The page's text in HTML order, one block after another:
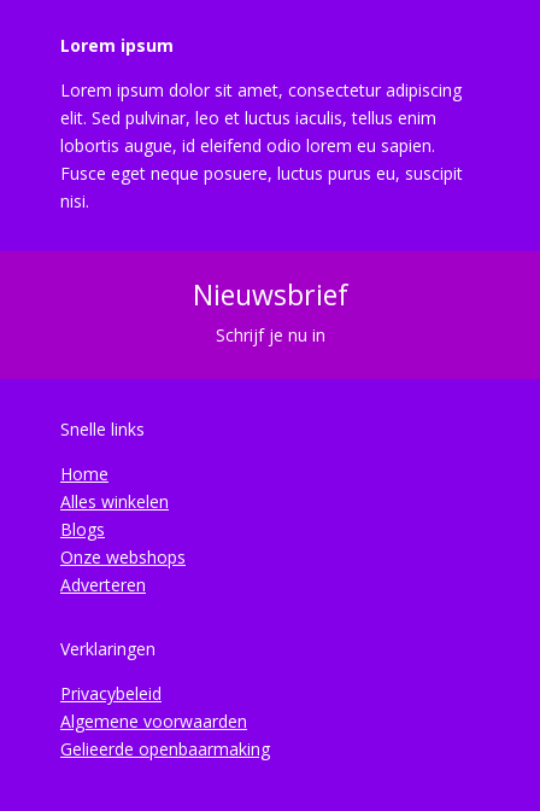
Lorem ipsum
Lorem ipsum dolor sit amet, consectetur adipiscing
elit. Sed pulvinar, leo et luctus iaculis, tellus enim
lobortis augue, id eleifend odio lorem eu sapien.
Fusce eget neque posuere, luctus purus eu, suscipit
nisi.
Nieuwsbrief
Schrijf je nu in
Snelle links
Home
Alles winkelen
Blogs
Onze webshops
Adverteren
Verklaringen
Privacybeleid
Algemene voorwaarden
Gelieerde openbaarmaking